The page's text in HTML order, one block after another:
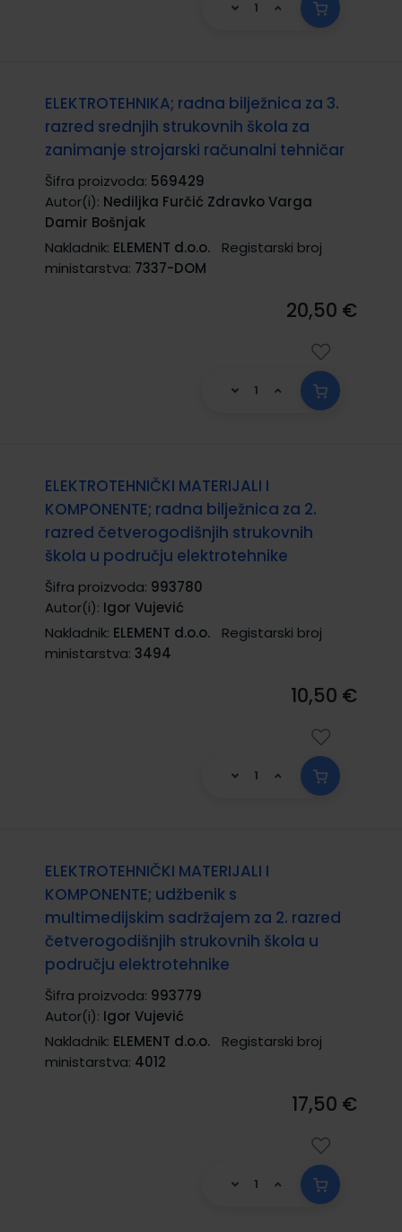
ELEKTROTEHNIKA; radna bilježnica za 3.
razred srednjih strukovnih škola za
zanimanje strojarski računalni tehničar
Šifra proizvoda: 569429
Autor(i): Nediljka Furčić Zdravko Varga
Damir Bošnjak
Nakladnik: ELEMENT d.o.o.
Registarski broj
ministarstva: 7337-DOM
20,50 €
ELEKTROTEHNIČKI MATERIJALI I
KOMPONENTE; radna bilježnica za 2.
razred četverogodišnjih strukovnih
škola u području elektrotehnike
Šifra proizvoda: 993780
Autor(i): Igor Vujević
Nakladnik: ELEMENT d.o.o.
Registarski broj
ministarstva: 3494
10,50 €
ELEKTROTEHNIČKI MATERIJALI I
KOMPONENTE; udžbenik s
multimedijskim sadržajem za 2. razred
četverogodišnjih strukovnih škola u
području elektrotehnike
Šifra proizvoda: 993779
Autor(i): Igor Vujević
Nakladnik: ELEMENT d.o.o.
Registarski broj
ministarstva: 4012
17,50 €